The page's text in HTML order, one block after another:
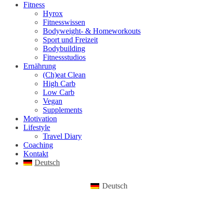
Fitness
Hyrox
Fitnesswissen
Bodyweight- & Homeworkouts
Sport und Freizeit
Bodybuilding
Fitnessstudios
Ernährung
(Ch)eat Clean
High Carb
Low Carb
Vegan
Supplements
Motivation
Lifestyle
Travel Diary
Coaching
Kontakt
Deutsch
Deutsch